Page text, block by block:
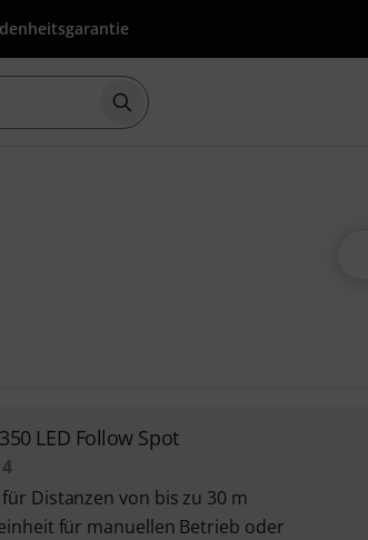
Suche mit Suchwort
LED Follow Spot
Distanzen von bis zu 30 m
für manuellen Betrieb oder